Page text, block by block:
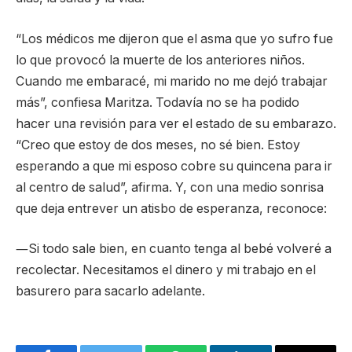
“Los médicos me dijeron que el asma que yo sufro fue
lo que provocó la muerte de los anteriores niños.
Cuando me embaracé, mi marido no me dejó trabajar
más”, confiesa Maritza. Todavía no se ha podido
hacer una revisión para ver el estado de su embarazo.
“Creo que estoy de dos meses, no sé bien. Estoy
esperando a que mi esposo cobre su quincena para ir
al centro de salud”, afirma. Y, con una medio sonrisa
que deja entrever un atisbo de esperanza, reconoce:
―Si todo sale bien, en cuanto tenga al bebé volveré a
recolectar. Necesitamos el dinero y mi trabajo en el
basurero para sacarlo adelante.